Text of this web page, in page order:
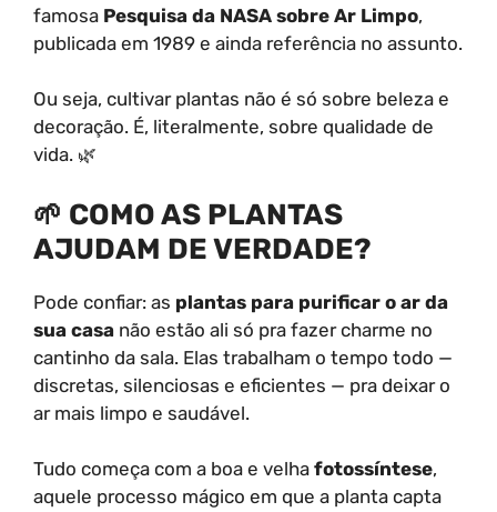
famosa Pesquisa da NASA sobre Ar Limpo,
publicada em 1989 e ainda referência no assunto.
Ou seja, cultivar plantas não é só sobre beleza e
decoração. É, literalmente, sobre qualidade de
vida. 🌿
🌱 COMO AS PLANTAS
AJUDAM DE VERDADE?
Pode confiar: as plantas para purificar o ar da
sua casa não estão ali só pra fazer charme no
cantinho da sala. Elas trabalham o tempo todo —
discretas, silenciosas e eficientes — pra deixar o
ar mais limpo e saudável.
Tudo começa com a boa e velha fotossíntese,
aquele processo mágico em que a planta capta